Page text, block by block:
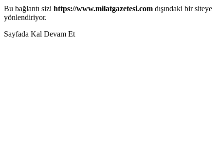
Bu bağlantı sizi https://www.milatgazetesi.com dışındaki bir siteye
yönlendiriyor.
Sayfada Kal Devam Et